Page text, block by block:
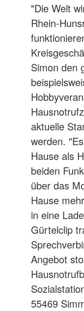
"Die Welt
Rhein-
Simon den
aktuelle
werden.
Hause als
beiden
über das
Hause
in eine
Gürtelclip
Angebot
55469